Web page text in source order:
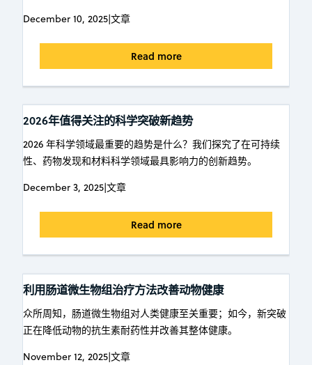
December 10, 2025|文章
Read more
2026年值得关注的科学突破新趋势
2026 年科学领域最重要的趋势是什么？我们探究了在可持续
性、药物发现和材料科学领域最具影响力的创新趋势。
December 3, 2025|文章
Read more
利用肠道微生物组治疗方法改善动物健康
众所周知，肠道微生物组对人类健康至关重要；如今，新突破
正在降低动物的抗生素耐药性并改善其整体健康。
November 12, 2025|文章